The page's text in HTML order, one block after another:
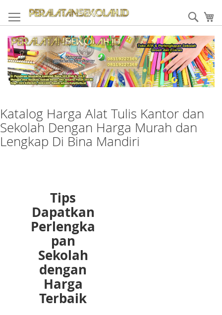
to
Content
Katalog Harga Alat Tulis Kantor dan
Sekolah Dengan Harga Murah dan
Lengkap Di Bina Mandiri
Tips
Dapatkan
Perlengka
pan
Sekolah
dengan
Harga
Terbaik